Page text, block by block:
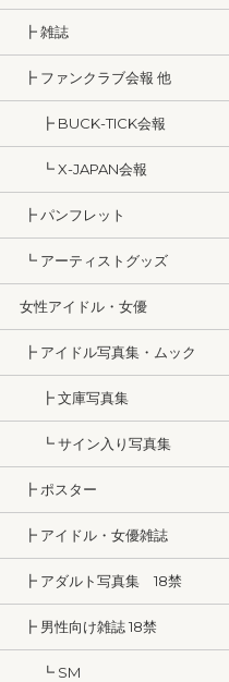
┣ 雑誌
┣ ファンクラブ会報 他
┣ BUCK-TICK会報
┗ X-JAPAN会報
┣ パンフレット
┗ アーティストグッズ
女性アイドル・女優
┣ アイドル写真集・ムック
┣ 文庫写真集
┗ サイン入り写真集
┣ ポスター
┣ アイドル・女優雑誌
┣ アダルト写真集 18禁
┣ 男性向け雑誌 18禁
┗ SM